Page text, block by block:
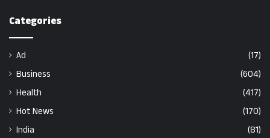
Categories
Ad
(17)
Business
(604)
Health
(417)
Hot News
(170)
India
(81)